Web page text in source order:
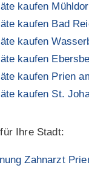
kaufen
kaufen Bad
kaufen
kaufen
kaufen Prien
kaufen St.
Ihre Stadt:
Zahnarzt